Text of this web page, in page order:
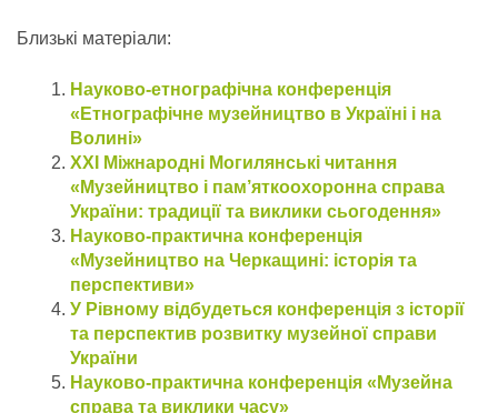
Близькі матеріали:
Науково-етнографічна конференція
«Етнографічне музейництво в Україні і на
Волині»
ХХI Міжнародні Могилянські читання
«Музейництво і пам’яткоохоронна справа
України: традиції та виклики сьогодення»
Науково-практична конференція
«Музейництво на Черкащині: історія та
перспективи»
У Рівному відбудеться конференція з історії
та перспектив розвитку музейної справи
України
Науково-практична конференція «Музейна
справа та виклики часу»